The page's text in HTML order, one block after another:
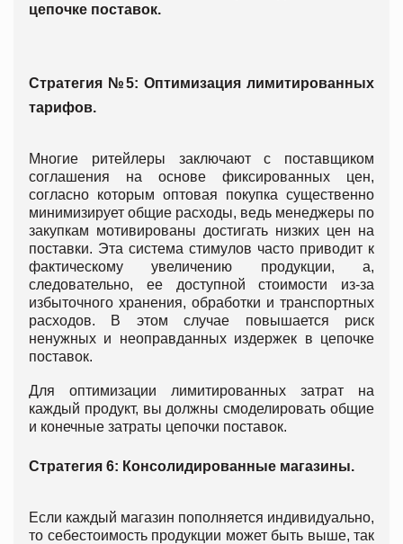
цепочке поставок.
Стратегия №5: Оптимизация лимитированных
тарифов.
Многие ритейлеры заключают с поставщиком
соглашения на основе фиксированных цен,
согласно которым оптовая покупка существенно
минимизирует общие расходы, ведь менеджеры по
закупкам мотивированы достигать низких цен на
поставки. Эта система стимулов часто приводит к
фактическому увеличению продукции, а,
следовательно, ее доступной стоимости из-за
избыточного хранения, обработки и транспортных
расходов. В этом случае повышается риск
ненужных и неоправданных издержек в цепочке
поставок.
Для оптимизации лимитированных затрат на
каждый продукт, вы должны смоделировать общие
и конечные затраты цепочки поставок.
Стратегия 6: Консолидированные магазины.
Если каждый магазин пополняется индивидуально,
то себестоимость продукции может быть выше, так